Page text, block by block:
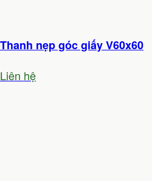
Thanh nẹp góc giấy V60x60
Liên hệ